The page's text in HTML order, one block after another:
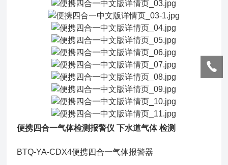
便携四合一气体检测报警仪 下水道气体 检测
BTQ-YA-CDX4便携四合一气体报警器